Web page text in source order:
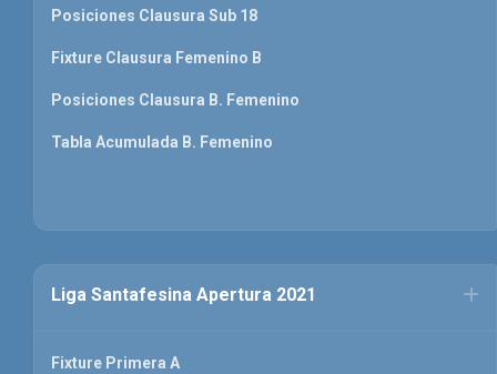
Posiciones Clausura Sub 18
Fixture Clausura Femenino B
Posiciones Clausura B. Femenino
Tabla Acumulada B. Femenino
Liga Santafesina Apertura 2021
Fixture Primera A